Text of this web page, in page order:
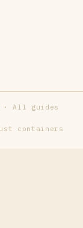
· All guides
containers